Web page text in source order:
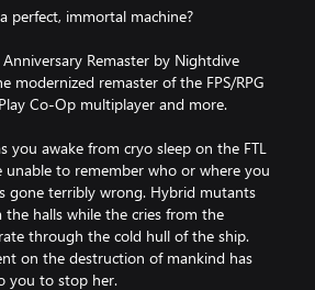
perfect, immortal machine?
Remaster by Nightdive
modernized remaster of the FPS/RPG
Co-Op multiplayer and more.
you awake from cryo sleep on the FTL
unable to remember who or where you
gone terribly wrong. Hybrid mutants
halls while the cries from the
through the cold hull of the ship.
on the destruction of mankind has
you to stop her.